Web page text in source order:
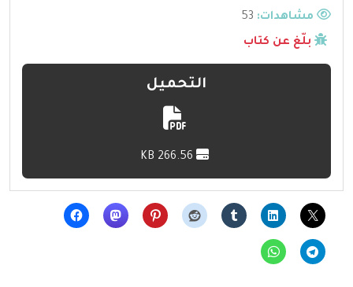
مشاهدات:
بلّغ عن كتاب
التحميل